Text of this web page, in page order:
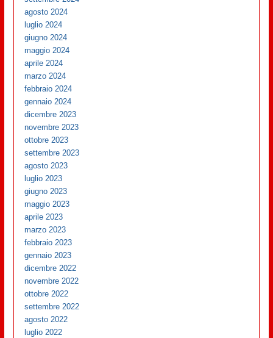
agosto 2024
luglio 2024
giugno 2024
maggio 2024
aprile 2024
marzo 2024
febbraio 2024
gennaio 2024
dicembre 2023
novembre 2023
ottobre 2023
settembre 2023
agosto 2023
luglio 2023
giugno 2023
maggio 2023
aprile 2023
marzo 2023
febbraio 2023
gennaio 2023
dicembre 2022
novembre 2022
ottobre 2022
settembre 2022
agosto 2022
luglio 2022